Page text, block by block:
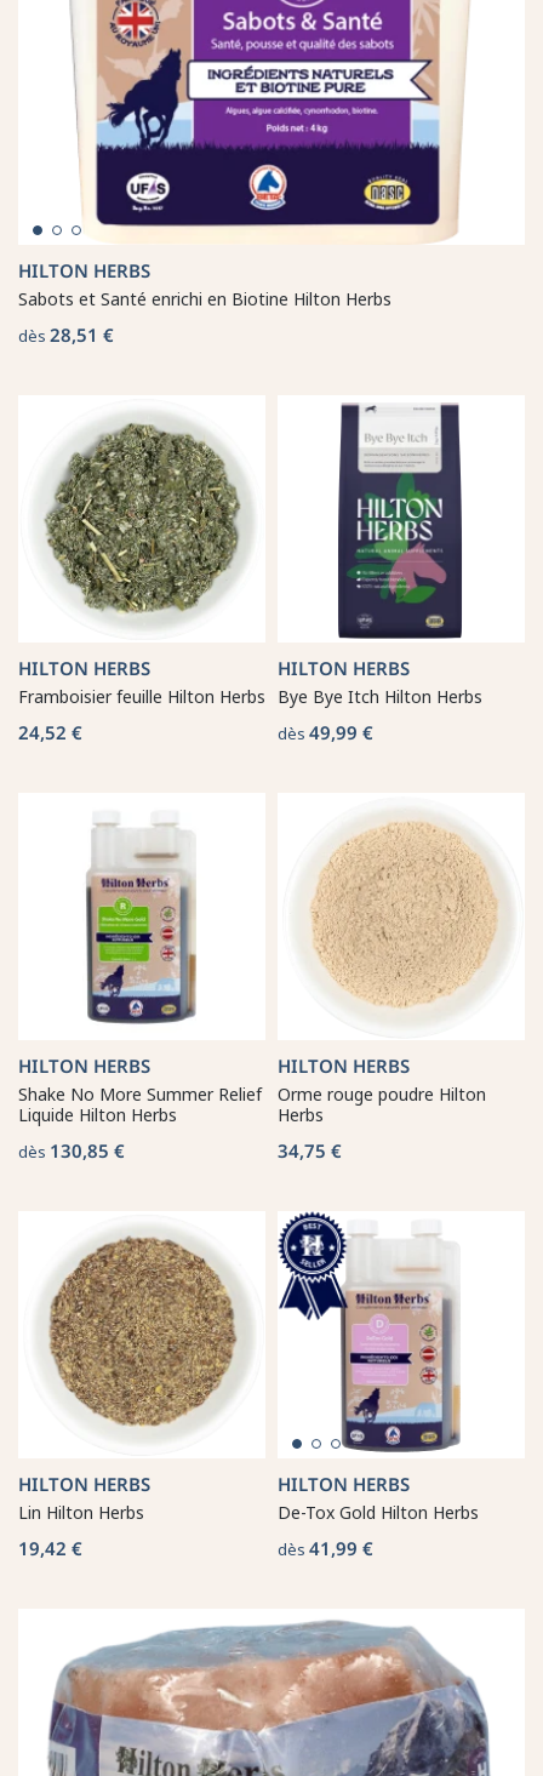
HILTON HERBS
Sabots et Santé enrichi en Biotine Hilton Herbs
dès 28,51 €
HILTON HERBS
Framboisier feuille Hilton Herbs
24,52 €
HILTON HERBS
Bye Bye Itch Hilton Herbs
dès 49,99 €
HILTON HERBS
Shake No More Summer Relief
Liquide Hilton Herbs
dès 130,85 €
HILTON HERBS
Orme rouge poudre Hilton
Herbs
34,75 €
HILTON HERBS
Lin Hilton Herbs
19,42 €
HILTON HERBS
De-Tox Gold Hilton Herbs
dès 41,99 €